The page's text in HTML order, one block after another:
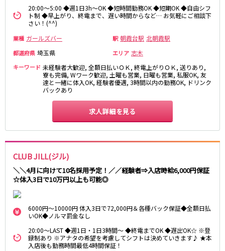
20:00～5:00 ◆週1日3h～OK ◆短時間勤務OK ◆短期OK ◆自由シフ
ト制 ◆早上がり、終電まで、遅い時間からなど… お気軽にご相談下
さい！(^^)
業種 ガールズバー 駅 朝霞台駅 北朝霞駅
都道府県 埼玉県 エリア 志木
キーワード 未経験者大歓迎, 全額日払いＯＫ, 終電上がりＯＫ, 送りあり,
寮も完備, Wワーク歓迎, 土曜も営業, 日曜も営業, 私服OK, 友
達と一緒に体入OK, 経験者優遇, 3時間以内の勤務OK, ドリンク
バックあり
求人詳細を見る
CLUB JILL(ジル)
＼＼4月に向けて10名採用予定！／／経験者⇒入店時給6,000円保証
☆体入3日で10万円以上も可能◎
6000円～10000円 体入3日で72,000円＆各種バック保証◆全額日払
いOK◆ノルマ罰金なし
20:00～LAST ◆週1日・1日3時間～ ◆終電までOK ◆遅出OK☆ ※登
録制あり ※アナタの希望を考慮してシフトは決めていきます♪ ★本
入店後も勤務時間最低4時間保証！
西所沢駅
吾野駅
JR横浜線
新横浜駅
淵野辺駅
矢部駅
成瀬駅
東急田園都市線
渋谷駅
溝の口駅
三軒茶屋駅
たまプラーザ駅
あざみ野駅
藤が丘駅
用賀駅
東急世田谷線
三軒茶屋駅
西太子堂駅